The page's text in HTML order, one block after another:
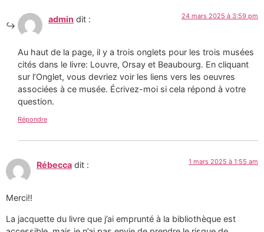
admin dit : 24 mars 2025 à 3:59 pm
Au haut de la page, il y a trois onglets pour les trois musées
cités dans le livre: Louvre, Orsay et Beaubourg. En cliquant
sur l’Onglet, vous devriez voir les liens vers les oeuvres
associées à ce musée. Écrivez-moi si cela répond à votre
question.
Répondre
Rébecca dit : 1 mars 2025 à 1:55 am
Merci!!
La jacquette du livre que j’ai emprunté à la bibliothèque est